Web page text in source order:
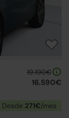
19.190€
16.590€
Desde 271€/mes